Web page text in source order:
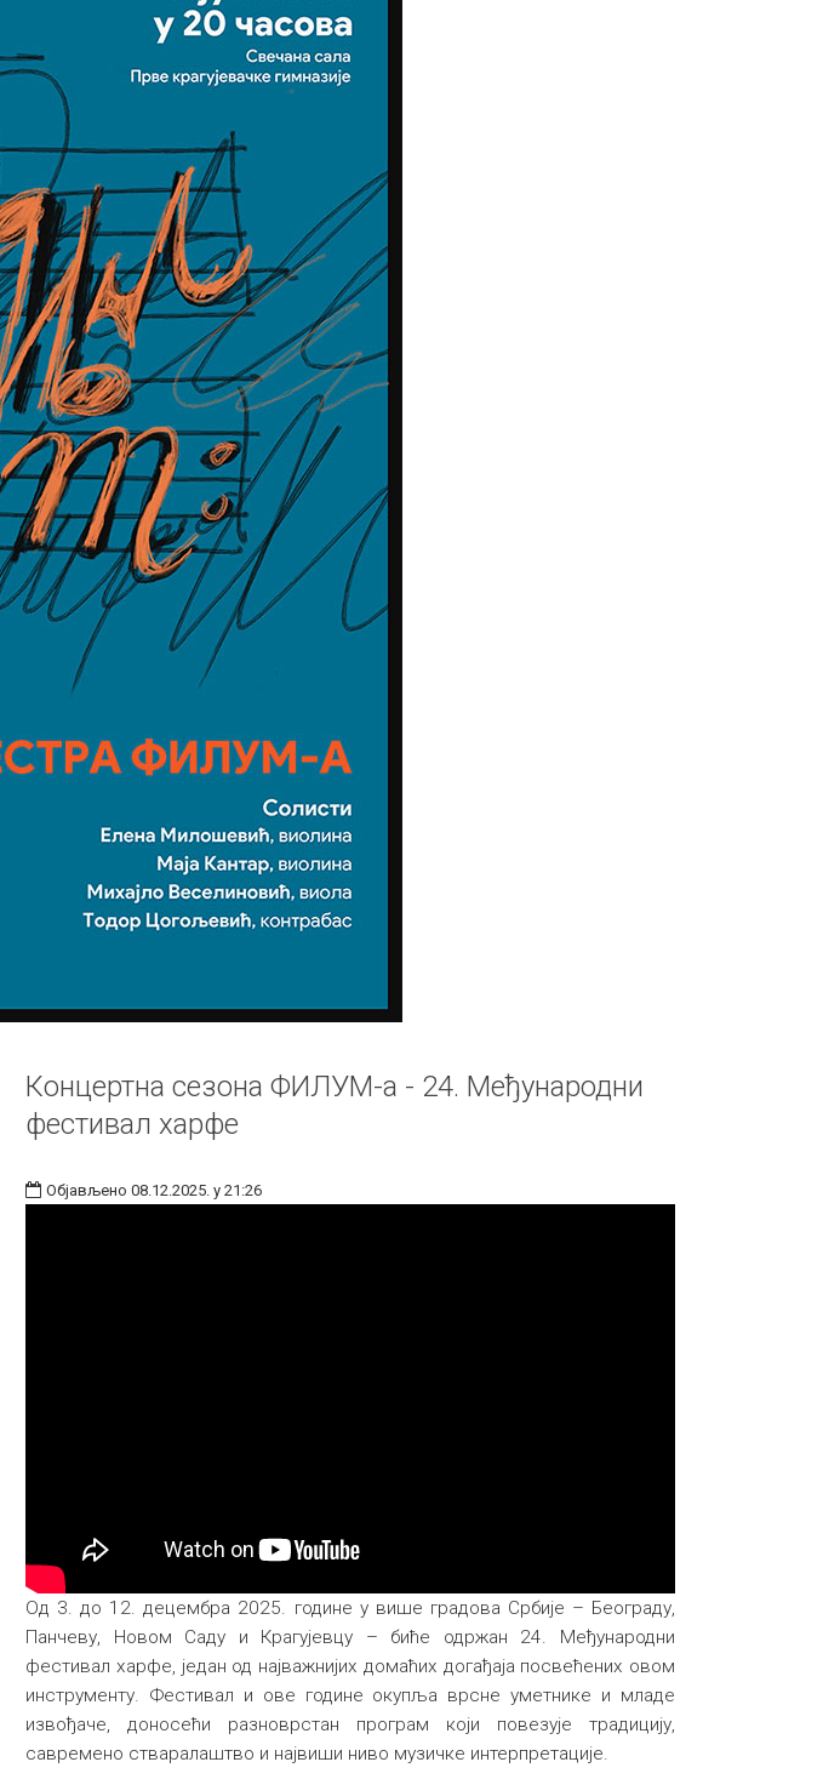
Концертна сезона ФИЛУМ-а - 24. Међународни
фестивал харфе
Објављено 08.12.2025. у 21:26
Од 3. до 12. децембра 2025. године у више градова Србије – Београду,
Панчеву, Новом Саду и Крагујевцу – биће одржан 24. Међународни
фестивал харфе, један од најважнијих домаћих догађаја посвећених овом
инструменту. Фестивал и ове године окупља врсне уметнике и младе
извођаче, доносећи разноврстан програм који повезује традицију,
савремено стваралаштво и највиши ниво музичке интерпретације.